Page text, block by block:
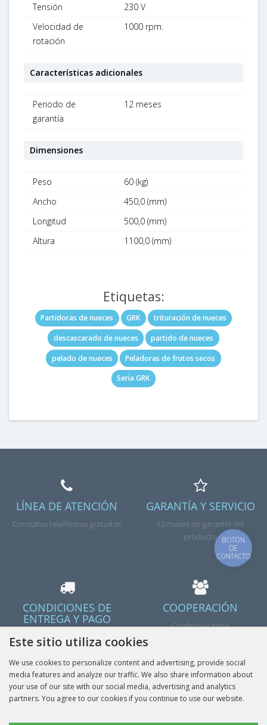
Tensión
230 V
Velocidad de
rotación
1000 rpm.
Características adicionales
Periodo de
garantía
12 meses
Dimensiones
Peso
60 (kg)
Ancho
450,0 (mm)
Longitud
500,0 (mm)
Altura
1100,0 (mm)
Etiquetas:
Partidoras de nueces GRK
trituración de nueces
descascarado de nueces
partido de nueces
pelado de nueces
Peladoras de frutos secos
Seria GRK
LÍNEA DE ATENCIÓN
Consultas telefónicas gratuitas
GARANTÍA Y SERVICIO
12 meses de garantía del
producto
CONDICIONES DE
ENTREGA Y PAGO
Envío dentro de Polonia y la UE
COOPERACIÓN
Colabora y gana
Este sitio utiliza cookies
We use cookies to personalize content and advertising, provide social
media features and analyze our traffic. We also share information about
your use of our site with our social media, advertising and analytics
partners. You agree to our cookies if you continue to use our website.
BOTÓN
DE
CONTACTO